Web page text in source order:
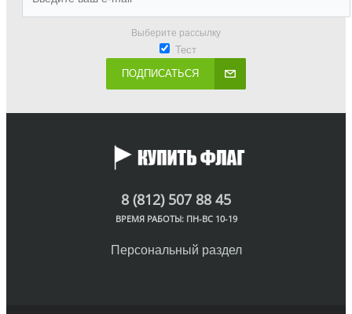
Выберите рассылку
Тест
ПОДПИСАТЬСЯ
8 (812) 507 88 45
ВРЕМЯ РАБОТЫ: ПН-ВС 10-19
Персональный раздел